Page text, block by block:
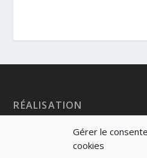
Gérer le
cookies
RÉALISATION